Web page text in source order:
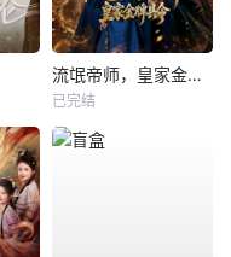
流氓帝师，皇家金牌县令
已完结